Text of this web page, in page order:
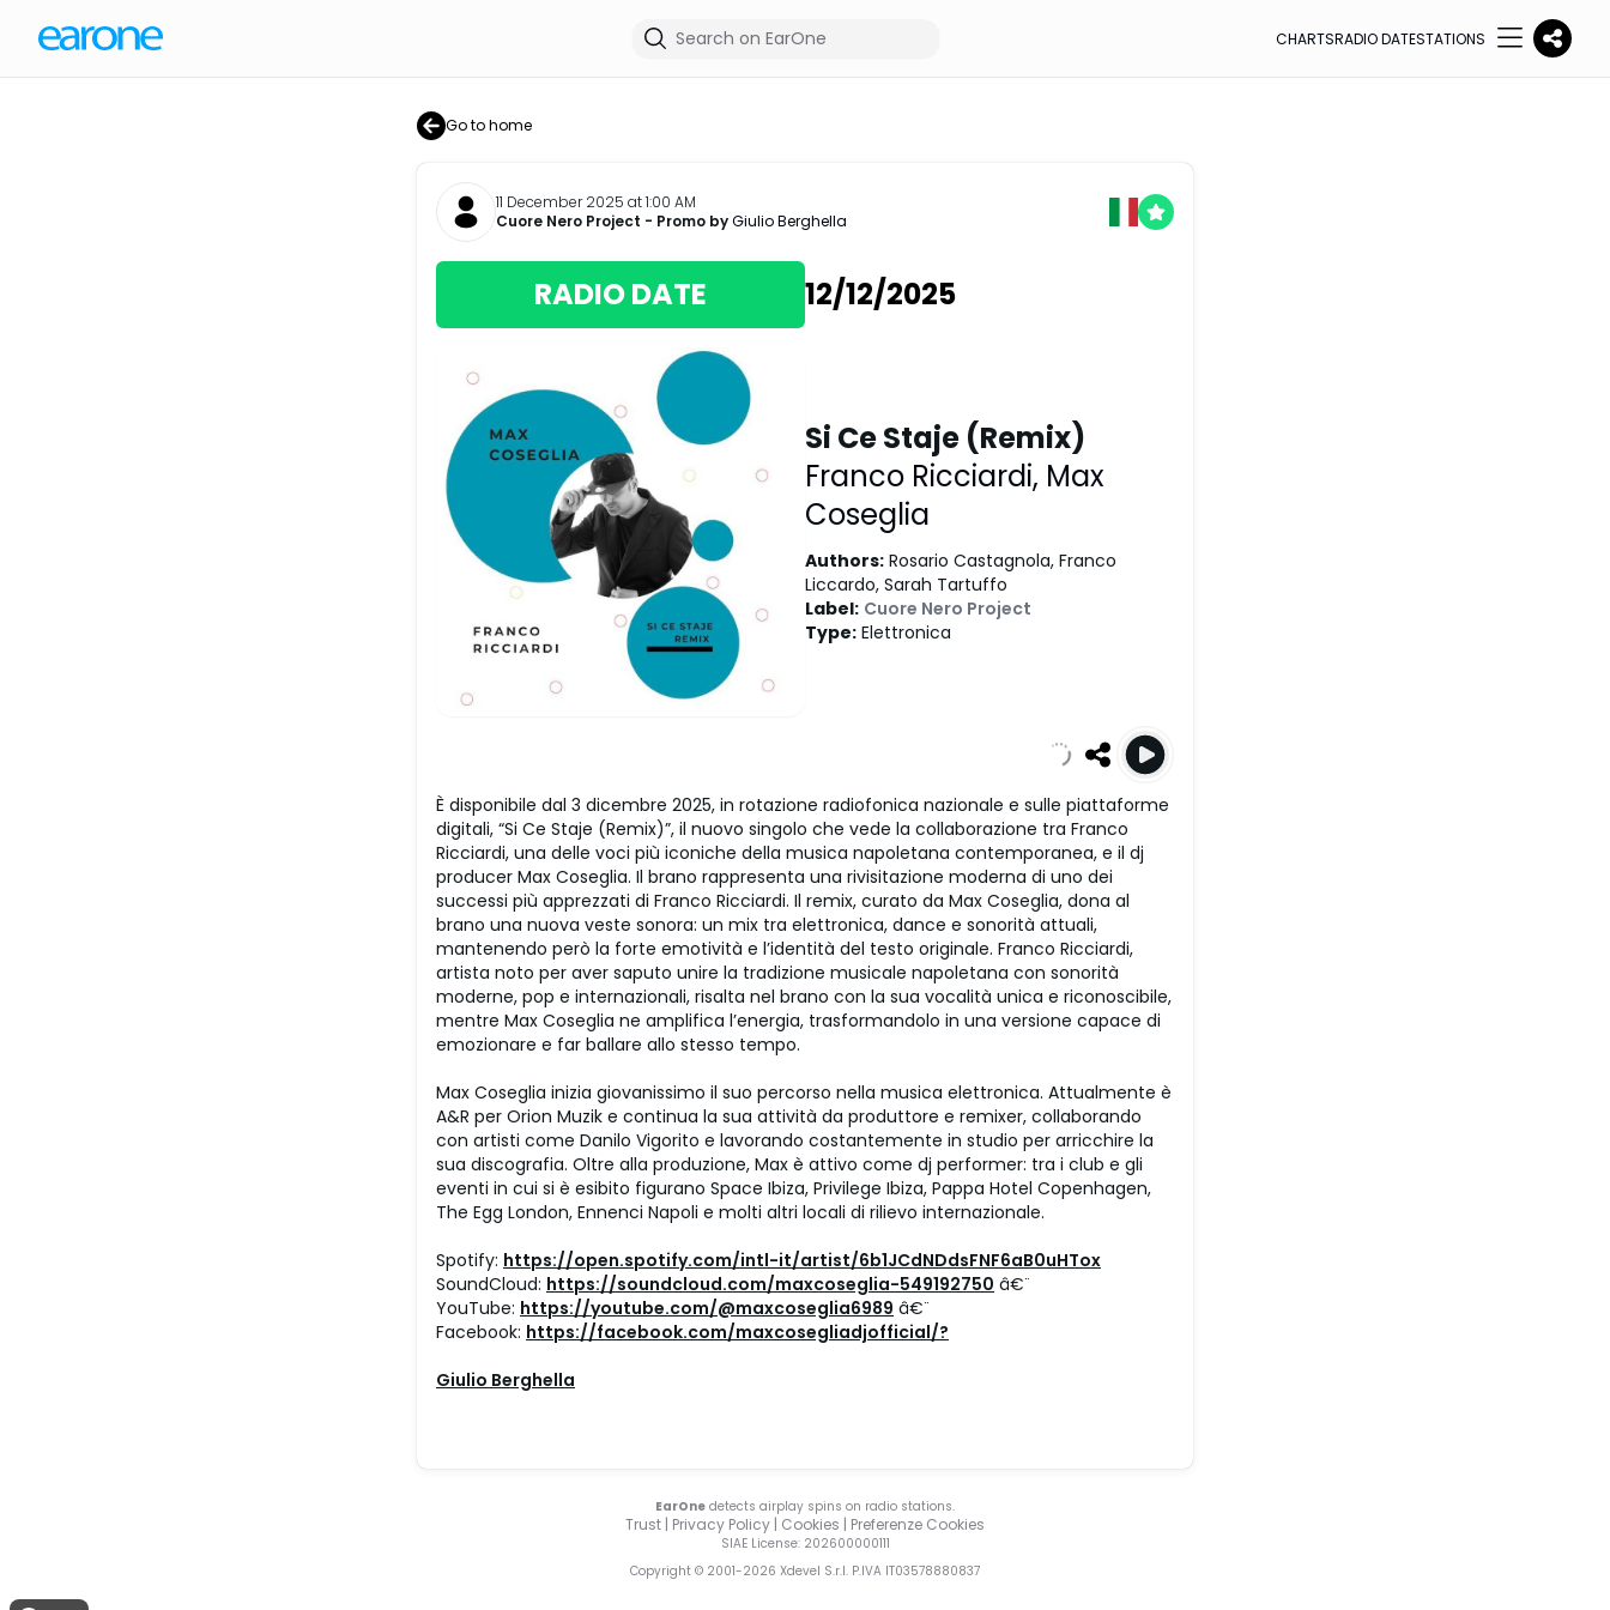
CHARTSRADIO DATESTATIONS
Go to home
11 December 2025 at 1:00 AM
Cuore Nero Project - Promo byGiulio Berghella
RADIO DATE 12/12/2025
Si Ce Staje (Remix)
Franco Ricciardi, Max
Coseglia
Authors: Rosario Castagnola, Franco
Liccardo, Sarah Tartuffo
Label: Cuore Nero Project
Type: Elettronica
È disponibile dal 3 dicembre 2025, in rotazione radiofonica nazionale e sulle piattaforme
digitali, “Si Ce Staje (Remix)”, il nuovo singolo che vede la collaborazione tra Franco
Ricciardi, una delle voci più iconiche della musica napoletana contemporanea, e il dj
producer Max Coseglia. Il brano rappresenta una rivisitazione moderna di uno dei
successi più apprezzati di Franco Ricciardi. Il remix, curato da Max Coseglia, dona al
brano una nuova veste sonora: un mix tra elettronica, dance e sonorità attuali,
mantenendo però la forte emotività e l’identità del testo originale. Franco Ricciardi,
artista noto per aver saputo unire la tradizione musicale napoletana con sonorità
moderne, pop e internazionali, risalta nel brano con la sua vocalità unica e riconoscibile,
mentre Max Coseglia ne amplifica l’energia, trasformandolo in una versione capace di
emozionare e far ballare allo stesso tempo.
Max Coseglia inizia giovanissimo il suo percorso nella musica elettronica. Attualmente è
A&R per Orion Muzik e continua la sua attività da produttore e remixer, collaborando
con artisti come Danilo Vigorito e lavorando costantemente in studio per arricchire la
sua discografia. Oltre alla produzione, Max è attivo come dj performer: tra i club e gli
eventi in cui si è esibito figurano Space Ibiza, Privilege Ibiza, Pappa Hotel Copenhagen,
The Egg London, Ennenci Napoli e molti altri locali di rilievo internazionale.
Spotify: https://open.spotify.com/intl-it/artist/6b1JCdNDdsFNF6aB0uHTox
SoundCloud: https://soundcloud.com/maxcoseglia-549192750 â€¨
YouTube: https://youtube.com/@maxcoseglia6989 â€¨
Facebook: https://facebook.com/maxcosegliadjofficial/?
Giulio Berghella
EarOne detects airplay spins on radio stations.
Trust | Privacy Policy | Cookies | Preferenze Cookies
SIAE License: 202600000111
Copyright © 2001-2026 Xdevel S.r.l. P.IVA IT03578880837